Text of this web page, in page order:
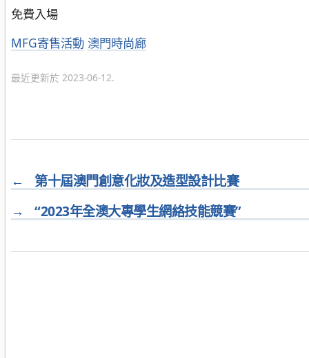
免費入場
分
MFG寄售活動 澳門時尚廊
最近更新於 2023-06-12.
←
第十屆澳門創意化妝及造型設計比賽
→
“2023年全澳大專學生網絡技能競賽”